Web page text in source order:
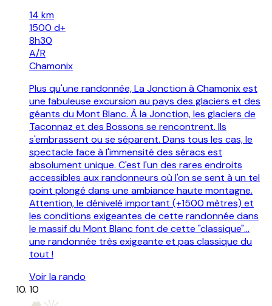
14 km
1500 d+
8h30
A/R
Chamonix
Plus qu'une randonnée, La Jonction à Chamonix est
une fabuleuse excursion au pays des glaciers et des
géants du Mont Blanc. À la Jonction, les glaciers de
Taconnaz et des Bossons se rencontrent. Ils
s'embrassent ou se séparent. Dans tous les cas, le
spectacle face à l'immensité des séracs est
absolument unique. C'est l'un des rares endroits
accessibles aux randonneurs où l'on se sent à un tel
point plongé dans une ambiance haute montagne.
Attention, le dénivelé important (+1500 mètres) et
les conditions exigeantes de cette randonnée dans
le massif du Mont Blanc font de cette "classique"...
une randonnée très exigeante et pas classique du
tout !
Voir la rando
10